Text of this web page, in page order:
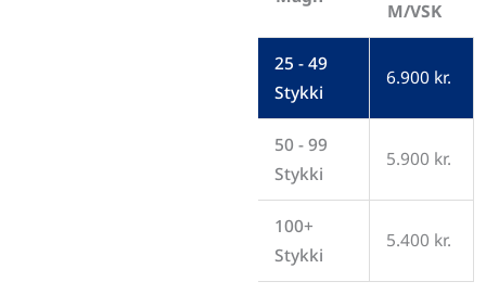
M/VSK
25 - 49
Stykki
6.900 kr.
50 - 99
Stykki
5.900 kr.
100+
Stykki
5.400 kr.
quantity